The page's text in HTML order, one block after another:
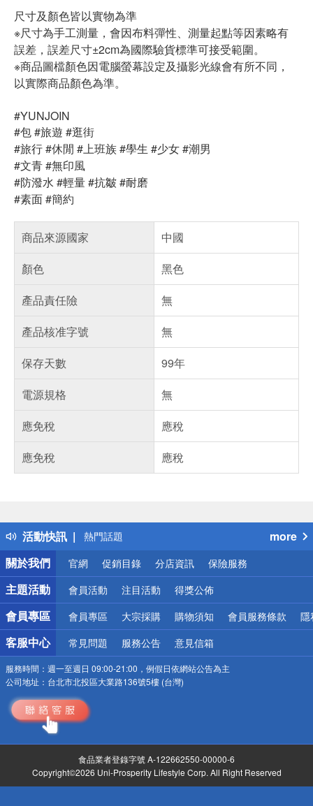
尺寸及顏色皆以實物為準
※尺寸為手工測量，會因布料彈性、測量起點等因素略有
誤差，誤差尺寸±2cm為國際驗貨標準可接受範圍。
※商品圖檔顏色因電腦螢幕設定及攝影光線會有所不同，
以實際商品顏色為準。
#YUNJOIN
#包 #旅遊 #逛街
#旅行 #休閒 #上班族 #學生 #少女 #潮男
#文青 #無印風
#防潑水 #輕量 #抗皺 #耐磨
#素面 #簡約
商品來源國家
中國
顏色
黑色
產品責任險
無
產品核准字號
無
保存天數
99年
電源規格
無
應免稅
應稅
應免稅
應稅
活動快訊
得獎公告
熱門話題
銀行優惠
偏遠地區配送
詐騙網頁！請小心！
more
關於我們
官網 促銷目錄 分店資訊 保險服務
主題活動 會員活動 注目活動 得獎公佈
會員專區 會員專區 大宗採購 購物須知 會員服務條款 隱
客服中心 常見問題 服務公告 意見信箱
服務時間： 週一至週日 09:00-21:00，例假日依網站公告為主
公司地址： 台北市北投區大業路136號5樓 (台灣)
食品業者登錄字號 A-122662550-00000-6
Copyright©2026 Uni-Prosperity Lifestyle Corp. All Right Reserved